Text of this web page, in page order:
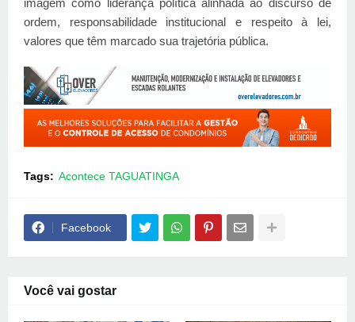
imagem como liderança política alinhada ao discurso de
ordem, responsabilidade institucional e respeito à lei,
valores que têm marcado sua trajetória pública.
Tags: Acontece TAGUATINGA
Facebook
Você vai gostar